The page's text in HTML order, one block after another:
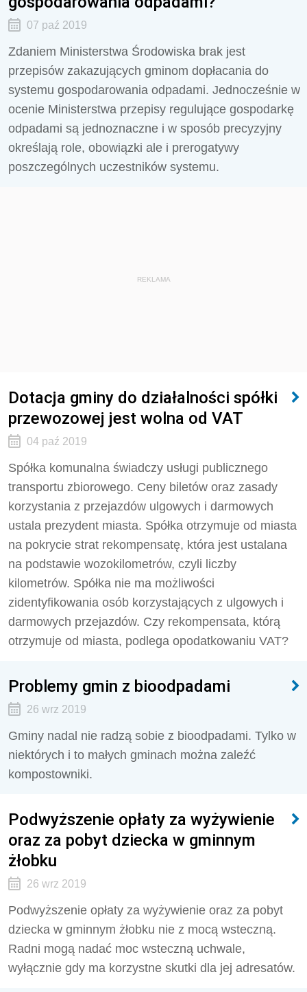
07 paź 2019
Zdaniem Ministerstwa Środowiska brak jest
przepisów zakazujących gminom dopłacania do
systemu gospodarowania odpadami. Jednocześnie w
ocenie Ministerstwa przepisy regulujące gospodarkę
odpadami są jednoznaczne i w sposób precyzyjny
określają role, obowiązki ale i prerogatywy
poszczególnych uczestników systemu.
REKLAMA
Dotacja gminy do działalności spółki
przewozowej jest wolna od VAT
04 paź 2019
Spółka komunalna świadczy usługi publicznego
transportu zbiorowego. Ceny biletów oraz zasady
korzystania z przejazdów ulgowych i darmowych
ustala prezydent miasta. Spółka otrzymuje od miasta
na pokrycie strat rekompensatę, która jest ustalana
na podstawie wozokilometrów, czyli liczby
kilometrów. Spółka nie ma możliwości
zidentyfikowania osób korzystających z ulgowych i
darmowych przejazdów. Czy rekompensata, którą
otrzymuje od miasta, podlega opodatkowaniu VAT?
Problemy gmin z bioodpadami
26 wrz 2019
Gminy nadal nie radzą sobie z bioodpadami. Tylko w
niektórych i to małych gminach można zaleźć
kompostowniki.
Podwyższenie opłaty za wyżywienie
oraz za pobyt dziecka w gminnym
żłobku
26 wrz 2019
Podwyższenie opłaty za wyżywienie oraz za pobyt
dziecka w gminnym żłobku nie z mocą wsteczną.
Radni mogą nadać moc wsteczną uchwale,
wyłącznie gdy ma korzystne skutki dla jej adresatów.